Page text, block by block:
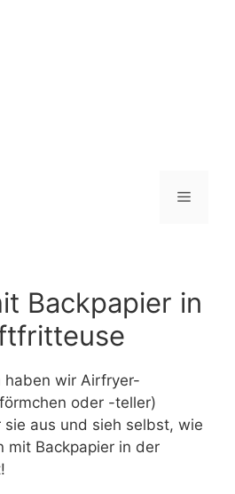
Menü
Backpapier in
haben wir Airfryer-
oder -teller)
aus und sieh selbst, wie
mit Backpapier in der